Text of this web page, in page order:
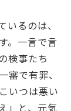
るのは、
。一言で言
検事たち
審で有罪、
いつは悪い
」と、元気